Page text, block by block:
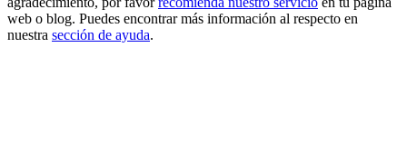
web o blog. Puedes encontrar más información al respecto en
nuestra sección de ayuda.